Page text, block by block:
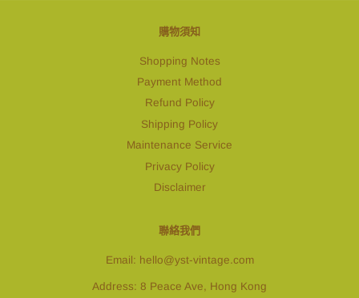
購物須知
Shopping Notes
Payment Method
Refund Policy
Shipping Policy
Maintenance Service
Privacy Policy
Disclaimer
聯絡我們
Email: hello@yst-vintage.com
Address: 8 Peace Ave, Hong Kong